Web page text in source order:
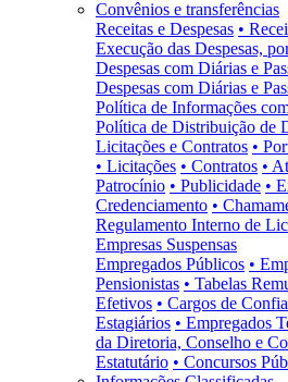
Convênios e transferências
Receitas e Despesas •
Execução das Despesas,
Despesas com Diárias e
Despesas com Diárias e
Política de Informações
Política de Distribuição de
Licitações e Contratos •
• Licitações • Contratos •
Patrocínio • Publicidade •
Credenciamento •
Regulamento Interno de
Empresas Suspensas
Empregados Públicos •
Pensionistas • Tabelas
Efetivos • Cargos de
Estagiários • Empregados
da Diretoria, Conselho e
Estatutário • Concursos